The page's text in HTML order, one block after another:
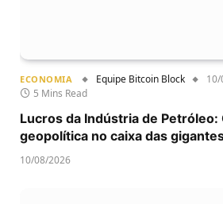
ECONOMIA Equipe Bitcoin Block
5 Mins Read
Lucros da Indústria de Petróleo:
geopolítica no caixa das
10/08/2026